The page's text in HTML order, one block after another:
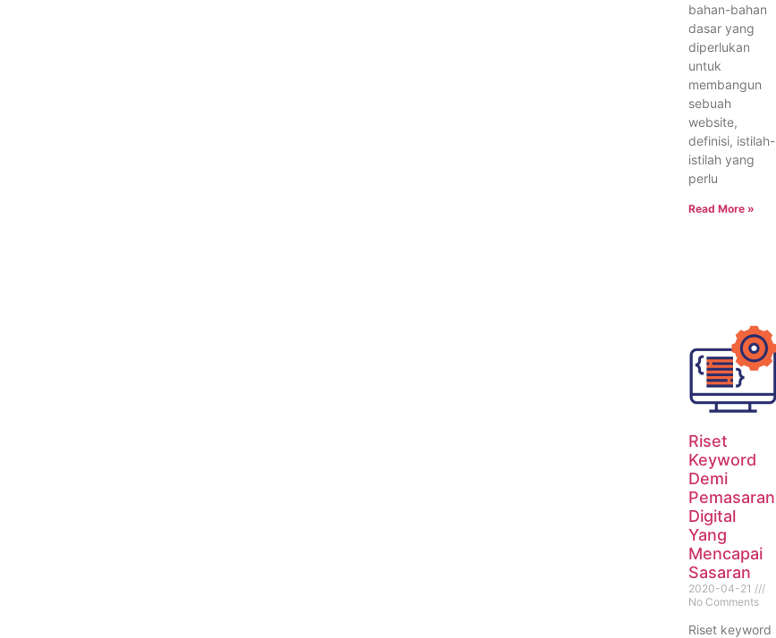
bahan-bahan
dasar yang
diperlukan
untuk
membangun
sebuah
website,
definisi, istilah-
istilah yang
perlu
Read More »
Riset
Keyword
Demi
Pemasaran
Digital
Yang
Mencapai
Sasaran
2020-04-21
No Comments
Riset keyword